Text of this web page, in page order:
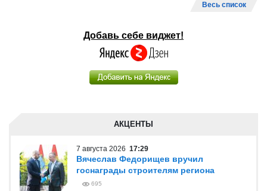
Весь список
Добавь себе виджет!
АКЦЕНТЫ
7 августа 2026 17:29
Вячеслав Федорищев вручил
госнаграды строителям региона
695